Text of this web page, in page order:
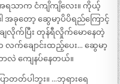
ရသာက ငံကျိကျိလေး။ ကိုယ့်
ခုတော့ ဆွေမာ့ပိပိရည်ကြောင့်
ျလိုက်ပြီး တုန်ရီလှိုက်မောနေတဲ့
က်ချောင်းထည့်ပေး… ဆွေမာ့
လဲ ကျေနပ်နေတယ်။
တတ်ပါဘူး။ …ဘုရားရေ